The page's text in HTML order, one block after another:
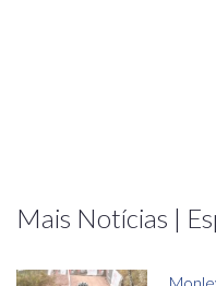
Mais Notícias |